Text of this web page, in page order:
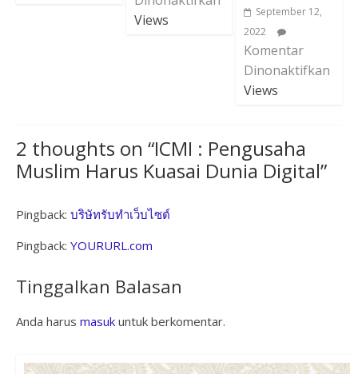
Views
September 12,
2022
Komentar
Dinonaktifkan
Views
2 thoughts on “ICMI : Pengusaha
Muslim Harus Kuasai Dunia Digital”
Pingback: บริษัทรับทำเว็บไซต์
Pingback: YOURURL.com
Tinggalkan Balasan
Anda harus masukuntuk berkomentar.